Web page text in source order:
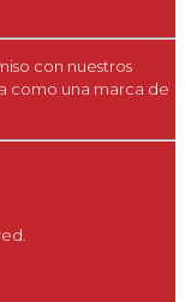
con nuestros
como una marca de